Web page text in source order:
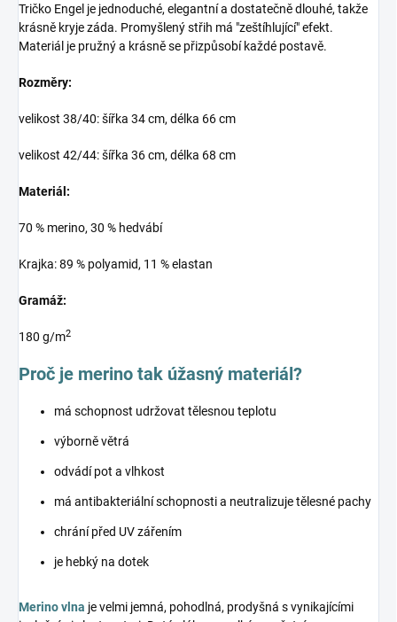
Tričko Engel je jednoduché, elegantní a dostatečně dlouhé, takže
krásně kryje záda. Promyšlený střih má "zeštíhlující" efekt.
Materiál je pružný a krásně se přizpůsobí každé postavě.
Rozměry:
velikost 38/40: šířka 34 cm, délka 66 cm
velikost 42/44: šířka 36 cm, délka 68 cm
Materiál:
70 % merino, 30 % hedvábí
Krajka: 89 % polyamid, 11 % elastan
Gramáž:
180 g/m2
Proč je merino tak úžasný materiál?
má schopnost udržovat tělesnou teplotu
výborně větrá
odvádí pot a vlhkost
má antibakteriální schopnosti a neutralizuje tělesné pachy
chrání před UV zářením
je hebký na dotek
Merino vlna je velmi jemná, pohodlná, prodyšná s vynikajícími